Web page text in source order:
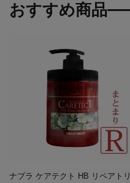
おすすめ商品
ナプラ ケアテクト HB リペアトリ